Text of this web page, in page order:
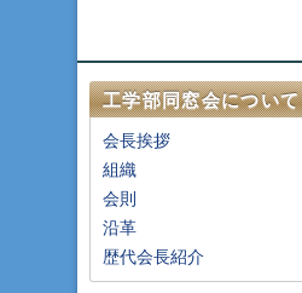
工学部同窓会について
会長挨拶
組織
会則
沿革
歴代会長紹介